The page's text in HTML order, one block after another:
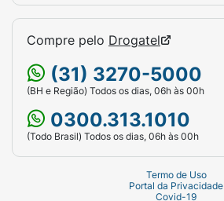
Compre pelo Drogatel
(31) 3270-5000
(BH e Região) Todos os dias, 06h às 00h
0300.313.1010
(Todo Brasil) Todos os dias, 06h às 00h
Termo de Uso
Portal da Privacidade
Covid-19